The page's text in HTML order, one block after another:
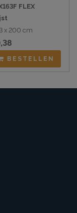
FLEX
x 200 cm
BESTELLEN